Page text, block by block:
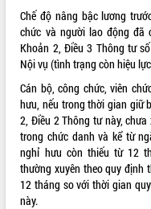
QUẢNG CÁO
Chế độ nâng bậc lương
chức và người lao động
Khoản 2, Điều 3 Thông tư
Nội vụ (tình trạng còn hiệu
Cán bộ, công chức, viên
hưu, nếu trong thời gian giữ
2, Điều 2 Thông tư này,
trong chức danh và kể từ
nghỉ hưu còn thiếu từ 12
thường xuyên theo quy định
12 tháng so với thời gian
này.